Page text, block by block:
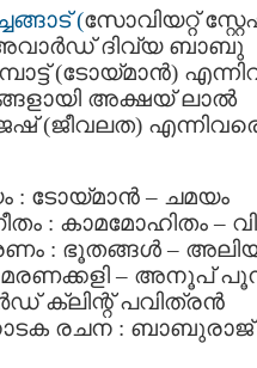
(സോവിയറ്റ്
അവാർഡ് ദിവ്യ ബാബു
(ടോയ്‌മാൻ)
അക്ഷയ് ലാൽ
(ജീവലത)
: ടോയ്മാൻ – ചമയം
: കാമമോഹിതം –
: ഭൂതങ്ങൾ –
മരണക്കളി – അനൂപ്‌
ക്ലിന്റ്‌ പവിത്രൻ
നാടക രചന : ബാബുരാജ്‌